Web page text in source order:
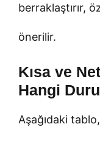
berraklaştırır,
önerilir.
Kısa ve
Hangi
Aşağıdaki